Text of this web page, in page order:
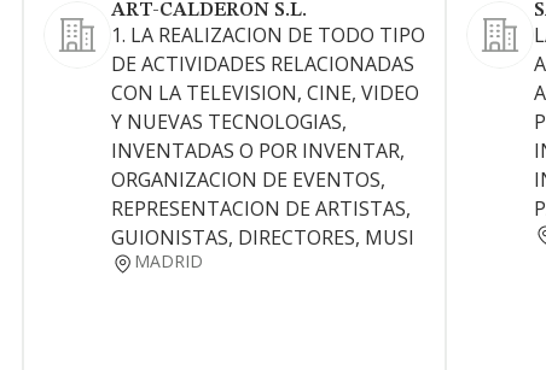
ART-CALDERON S.L.
1. LA REALIZACION DE TODO TIPO
DE ACTIVIDADES RELACIONADAS
CON LA TELEVISION, CINE, VIDEO
Y NUEVAS TECNOLOGIAS,
INVENTADAS O POR INVENTAR,
ORGANIZACION DE EVENTOS,
REPRESENTACION DE ARTISTAS,
GUIONISTAS, DIRECTORES, MUSI
MADRID